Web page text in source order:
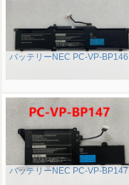
バッテリーNEC PC-VP-BP146
バッテリーNEC PC-VP-BP147